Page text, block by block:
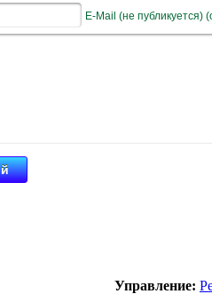
E-Mail (не публикуется)
Управление: